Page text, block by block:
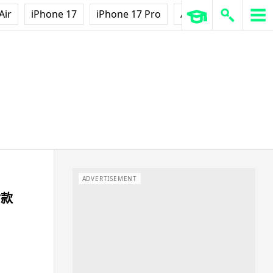
iPhone 17 iPhone 17 Pro AirPods Pro 3
ADVERTISEMENT